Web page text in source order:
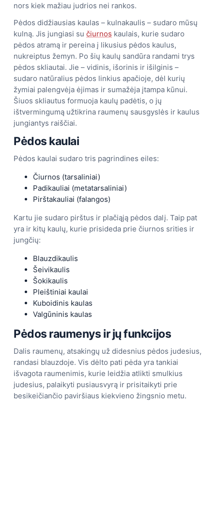
nors kiek mažiau judrios nei rankos.
Pėdos didžiausias kaulas – kulnakaulis – sudaro mūsų
kulną. Jis jungiasi su čiurnos kaulais, kurie sudaro
pėdos atramą ir pereina į likusius pėdos kaulus,
nukreiptus žemyn. Po šių kaulų sandūra randami trys
pėdos skliautai. Jie – vidinis, išorinis ir išilginis –
sudaro natūralius pėdos linkius apačioje, dėl kurių
žymiai palengvėja ėjimas ir sumažėja įtampa kūnui.
Šiuos skliautus formuoja kaulų padėtis, o jų
ištvermingumą užtikrina raumenų sausgyslės ir kaulus
jungiantys raiščiai.
Pėdos kaulai
Pėdos kaulai sudaro tris pagrindines eiles:
Čiurnos (tarsaliniai)
Padikauliai (metatarsaliniai)
Pirštakauliai (falangos)
Kartu jie sudaro pirštus ir plačiąją pėdos dalį. Taip pat
yra ir kitų kaulų, kurie prisideda prie čiurnos srities ir
jungčių:
Blauzdikaulis
Šeivikaulis
Šokikaulis
Pleištiniai kaulai
Kuboidinis kaulas
Valgūninis kaulas
Pėdos raumenys ir jų funkcijos
Dalis raumenų, atsakingų už didesnius pėdos judesius,
randasi blauzdoje. Vis dėlto pati pėda yra tankiai
išvagota raumenimis, kurie leidžia atlikti smulkius
judesius, palaikyti pusiausvyrą ir prisitaikyti prie
besikeičiančio paviršiaus kiekvieno žingsnio metu.